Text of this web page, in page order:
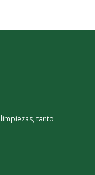
tanto